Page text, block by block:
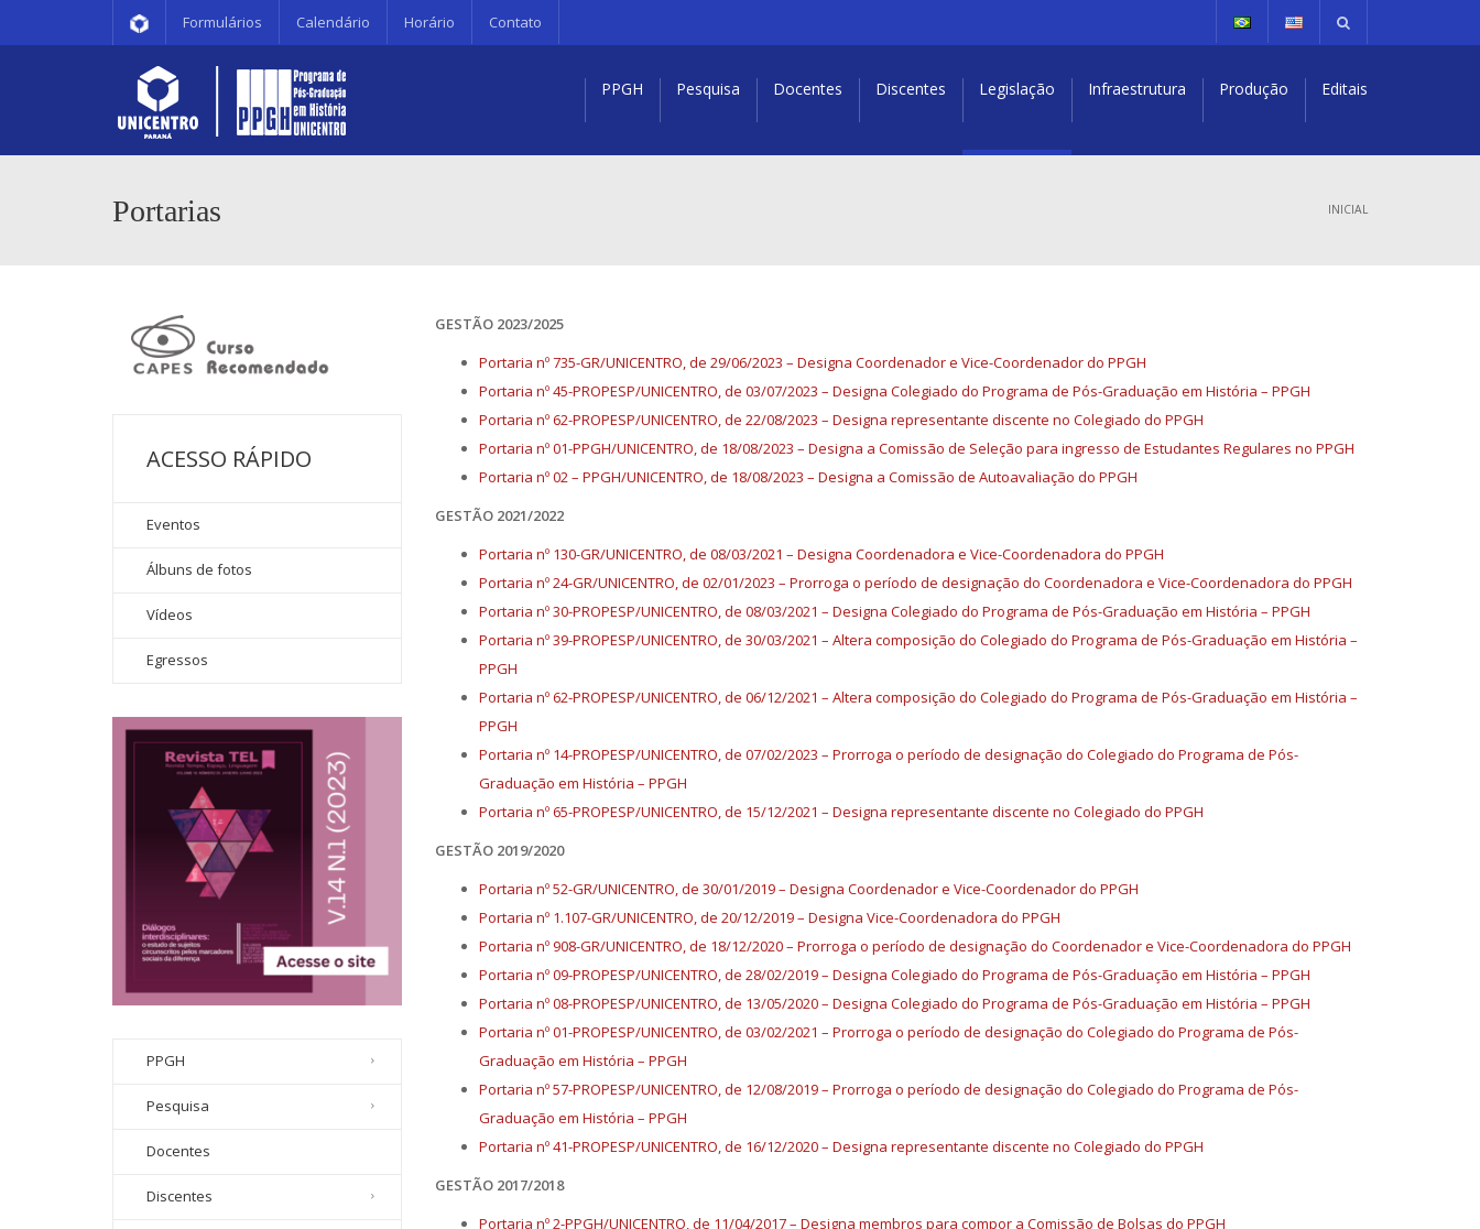
Formulários Calendário Horário Contato
PPGH Pesquisa Docentes Discentes Legislação Infraestrutura Produção Editais
Portarias INICIAL
GESTÃO 2023/2025
Portaria nº 735-GR/UNICENTRO, de 29/06/2023 – Designa Coordenador e Vice-Coordenador do PPGH
Portaria nº 45-PROPESP/UNICENTRO, de 03/07/2023 – Designa Colegiado do Programa de Pós-Graduação em História – PPGH
Portaria nº 62-PROPESP/UNICENTRO, de 22/08/2023 – Designa representante discente no Colegiado do PPGH
Portaria nº 01-PPGH/UNICENTRO, de 18/08/2023 – Designa a Comissão de Seleção para ingresso de Estudantes Regulares no PPGH
Portaria nº 02 – PPGH/UNICENTRO, de 18/08/2023 – Designa a Comissão de Autoavaliação do PPGH
GESTÃO 2021/2022
Portaria nº 130-GR/UNICENTRO, de 08/03/2021 – Designa Coordenadora e Vice-Coordenadora do PPGH
Portaria nº 24-GR/UNICENTRO, de 02/01/2023 – Prorroga o período de designação do Coordenadora e Vice-Coordenadora do PPGH
Portaria nº 30-PROPESP/UNICENTRO, de 08/03/2021 – Designa Colegiado do Programa de Pós-Graduação em História – PPGH
Portaria nº 39-PROPESP/UNICENTRO, de 30/03/2021 – Altera composição do Colegiado do Programa de Pós-Graduação em História –
PPGH
Portaria nº 62-PROPESP/UNICENTRO, de 06/12/2021 – Altera composição do Colegiado do Programa de Pós-Graduação em História –
PPGH
Portaria nº 14-PROPESP/UNICENTRO, de 07/02/2023 – Prorroga o período de designação do Colegiado do Programa de Pós-
Graduação em História – PPGH
Portaria nº 65-PROPESP/UNICENTRO, de 15/12/2021 – Designa representante discente no Colegiado do PPGH
GESTÃO 2019/2020
Portaria nº 52-GR/UNICENTRO, de 30/01/2019 – Designa Coordenador e Vice-Coordenador do PPGH
Portaria nº 1.107-GR/UNICENTRO, de 20/12/2019 – Designa Vice-Coordenadora do PPGH
Portaria nº 908-GR/UNICENTRO, de 18/12/2020 – Prorroga o período de designação do Coordenador e Vice-Coordenadora do PPGH
Portaria nº 09-PROPESP/UNICENTRO, de 28/02/2019 – Designa Colegiado do Programa de Pós-Graduação em História – PPGH
Portaria nº 08-PROPESP/UNICENTRO, de 13/05/2020 – Designa Colegiado do Programa de Pós-Graduação em História – PPGH
Portaria nº 01-PROPESP/UNICENTRO, de 03/02/2021 – Prorroga o período de designação do Colegiado do Programa de Pós-
Graduação em História – PPGH
Portaria nº 57-PROPESP/UNICENTRO, de 12/08/2019 – Prorroga o período de designação do Colegiado do Programa de Pós-
Graduação em História – PPGH
Portaria nº 41-PROPESP/UNICENTRO, de 16/12/2020 – Designa representante discente no Colegiado do PPGH
GESTÃO 2017/2018
Portaria nº 2-PPGH/UNICENTRO, de 11/04/2017 – Designa membros para compor a Comissão de Bolsas do PPGH
ACESSO RÁPIDO
Eventos
Álbuns de fotos
Vídeos
Egressos
PPGH
Pesquisa
Docentes
Discentes